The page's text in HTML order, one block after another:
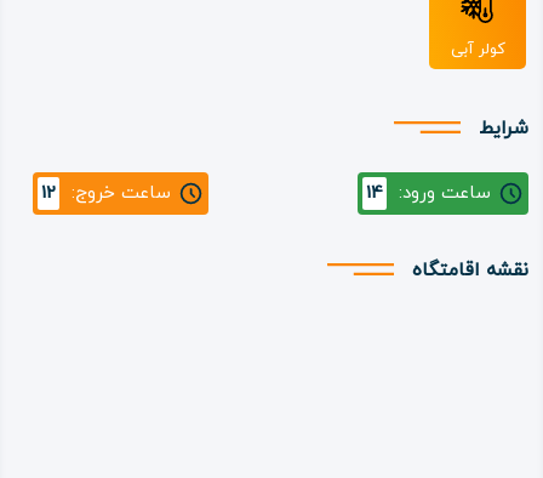
کولر آبی
شرایط
ساعت ورود: 14 ساعت خروج: 12
نقشه اقامتگاه